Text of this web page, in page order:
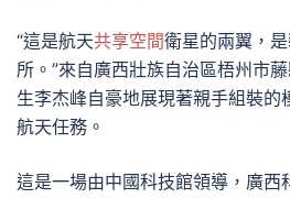
“這是航天共享空間衛星的兩翼，
所。”來自廣西壯族自治區梧州市
生李杰峰自豪地展現著親手組裝的
航天任務。
這是一場由中國科技館領導，廣西